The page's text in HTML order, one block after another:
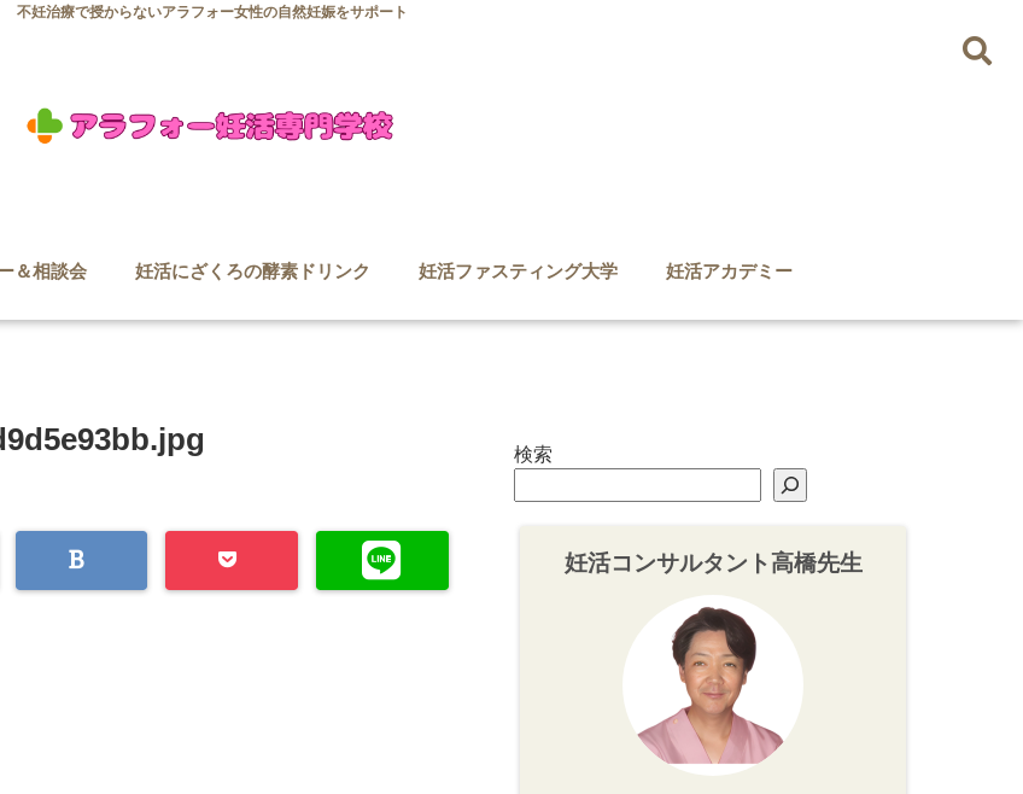
不妊治療で授からないアラフォー女性の自然妊娠をサポート
＆相談会 妊活にざくろの酵素ドリンク 妊活ファスティング大学 妊活アカデミー
検索
妊活コンサルタント高橋先生